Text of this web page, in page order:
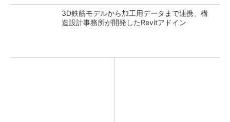
3D鉄筋モデルから加工用データまで連携、構
造設計事務所が開発したRevitアドイン